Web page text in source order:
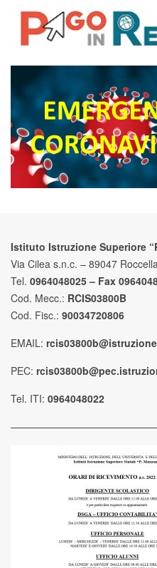
Istituto Istruzione Superiore
Via Cilea s.n.c. – 89047
Tel. 0964048025 – Fax
Cod. Mecc.: RCIS03800B
Cod. Fisc.: 90034720806
EMAIL:
PEC:
Tel. ITI: 0964048022